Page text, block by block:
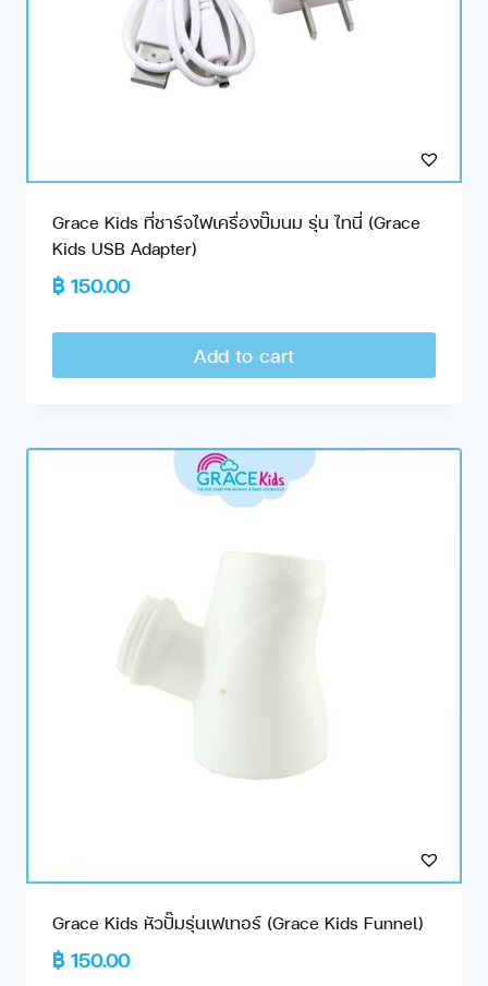
Grace Kids ที่ชาร์จไฟเครื่องปั๊มนม รุ่น ไทนี่ (Grace
Kids USB Adapter)
฿ 150.00
Add to cart
Grace Kids หัวปั๊มรุ่นเฟเทอร์ (Grace Kids Funnel)
฿ 150.00